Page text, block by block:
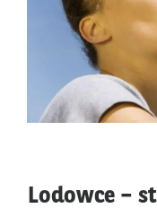
Lodowce –